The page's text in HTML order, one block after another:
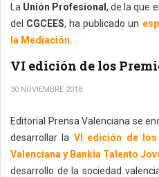
La Unión Profesional, de la que el
del CGCEES, ha publicado un
la Mediación.
VI edición de los
30 NOVIEMBRE 2018
Editorial Prensa Valenciana se
desarrollar la VI edición de
Valenciana y Bankia Talento
desarrollo de la sociedad